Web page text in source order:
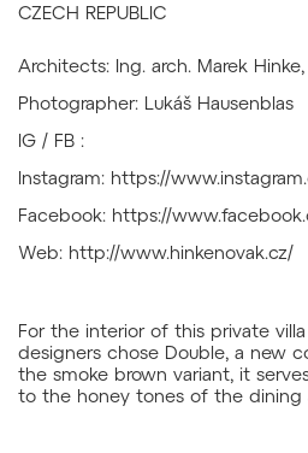
CZECH REPUBLIC
Architects: Ing. arch. Marek
Photographer: Lukáš Hausenblas
IG / FB :
Instagram: https://
Facebook: https://
Web: http://www.hinkenovak.cz/
For the interior of this private
designers chose Double, a new
the smoke brown variant, it
to the honey tones of the dining